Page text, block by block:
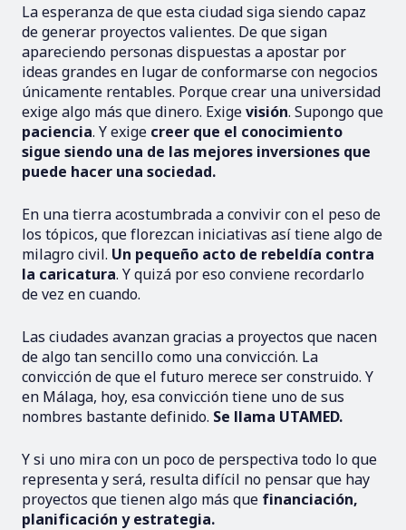
La esperanza de que esta ciudad siga siendo capaz
de generar proyectos valientes. De que sigan
apareciendo personas dispuestas a apostar por
ideas grandes en lugar de conformarse con negocios
únicamente rentables. Porque crear una universidad
exige algo más que dinero. Exigevisión. Supongo que
paciencia. Y exige creer que el conocimiento
sigue siendo una de las mejores inversiones que
puede hacer una sociedad.
En una tierra acostumbrada a convivir con el peso de
los tópicos, que florezcan iniciativas así tiene algo de
milagro civil. Un pequeño acto de rebeldía contra
la caricatura. Y quizá por eso conviene recordarlo
de vez en cuando.
Las ciudades avanzan gracias a proyectos que nacen
de algo tan sencillo como una convicción. La
convicción de que el futuro merece ser construido. Y
en Málaga, hoy, esa convicción tiene uno de sus
nombres bastante definido. Se llama UTAMED.
Y si uno mira con un poco de perspectiva todo lo que
representa y será, resulta difícil no pensar que hay
proyectos que tienen algo más que financiación,
planificación y estrategia.